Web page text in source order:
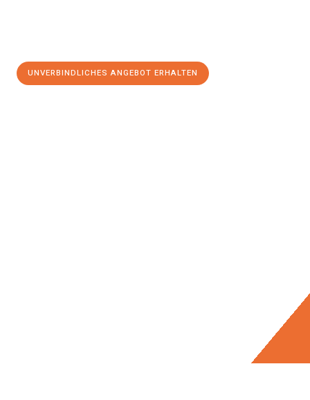
UNVERBINDLICHES ANGEBOT ERHALTEN